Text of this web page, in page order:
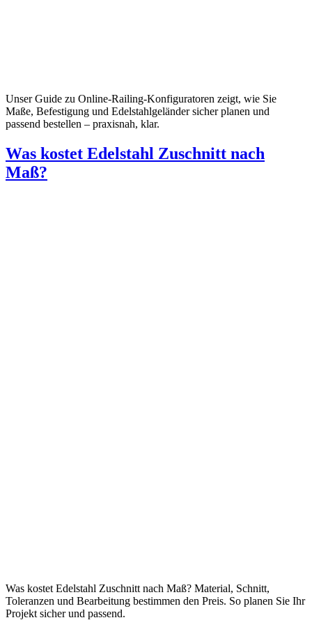
Unser Guide zu Online-Railing-Konfiguratoren zeigt, wie Sie
Maße, Befestigung und Edelstahlgeländer sicher planen und
passend bestellen – praxisnah, klar.
Was kostet Edelstahl Zuschnitt nach
Maß?
Was kostet Edelstahl Zuschnitt nach Maß? Material, Schnitt,
Toleranzen und Bearbeitung bestimmen den Preis. So planen Sie Ihr
Projekt sicher und passend.